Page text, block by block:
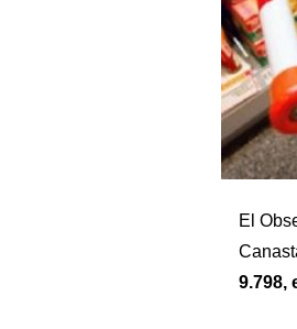
El
9.798,